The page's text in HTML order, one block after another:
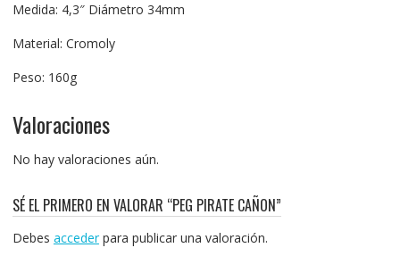
Medida: 4,3″ Diámetro 34mm
Material: Cromoly
Peso: 160g
Valoraciones
No hay valoraciones aún.
SÉ EL PRIMERO EN VALORAR “PEG PIRATE CAÑON”
Debes accederpara publicar una valoración.